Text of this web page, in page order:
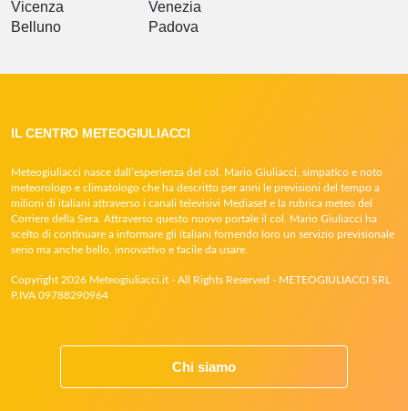
Vicenza
Belluno
Venezia
Padova
IL CENTRO METEOGIULIACCI
Meteogiuliacci nasce dall’esperienza del col. Mario Giuliacci, simpatico e noto
meteorologo e climatologo che ha descritto per anni le previsioni del tempo a
milioni di italiani attraverso i canali televisivi Mediaset e la rubrica meteo del
Corriere della Sera. Attraverso questo nuovo portale il col. Mario Giuliacci ha
scelto di continuare a informare gli italiani fornendo loro un servizio previsionale
serio ma anche bello, innovativo e facile da usare.
Copyright 2026 Meteogiuliacci.it - All Rights Reserved - METEOGIULIACCI SRL
P.IVA 09788290964
Chi siamo